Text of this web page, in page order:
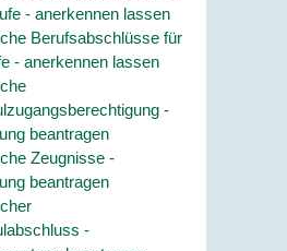
- anerkennen lassen
Berufsabschlüsse für
- anerkennen lassen
-
beantragen
Zeugnisse -
beantragen
-